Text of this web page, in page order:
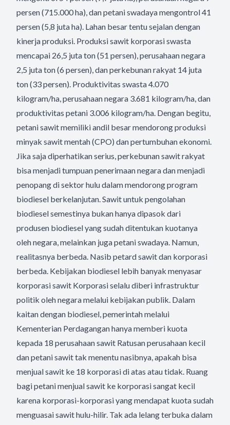
persen (715.000 ha), dan petani swadaya mengontrol 41
persen (5,8 juta ha). Lahan besar tentu sejalan dengan
kinerja produksi. Produksi sawit korporasi swasta
mencapai 26,5 juta ton (51 persen), perusahaan negara
2,5 juta ton (6 persen), dan perkebunan rakyat 14 juta
ton (33 persen). Produktivitas swasta 4.070
kilogram/ha, perusahaan negara 3.681 kilogram/ha, dan
produktivitas petani 3.006 kilogram/ha. Dengan begitu,
petani sawit memiliki andil besar mendorong produksi
minyak sawit mentah (CPO) dan pertumbuhan ekonomi.
Jika saja diperhatikan serius, perkebunan sawit rakyat
bisa menjadi tumpuan penerimaan negara dan menjadi
penopang di sektor hulu dalam mendorong program
biodiesel berkelanjutan. Sawit untuk pengolahan
biodiesel semestinya bukan hanya dipasok dari
produsen biodiesel yang sudah ditentukan kuotanya
oleh negara, melainkan juga petani swadaya. Namun,
realitasnya berbeda. Nasib petard sawit dan korporasi
berbeda. Kebijakan biodiesel lebih banyak menyasar
korporasi sawit Korporasi selalu diberi infrastruktur
politik oleh negara melalui kebijakan publik. Dalam
kaitan dengan biodiesel, pemerintah melalui
Kementerian Perdagangan hanya memberi kuota
kepada 18 perusahaan sawit Ratusan perusahaan kecil
dan petani sawit tak menentu nasibnya, apakah bisa
menjual sawit ke 18 korporasi di atas atau tidak. Ruang
bagi petani menjual sawit ke korporasi sangat kecil
karena korporasi-korporasi yang mendapat kuota sudah
menguasai sawit hulu-hilir. Tak ada lelang terbuka dalam